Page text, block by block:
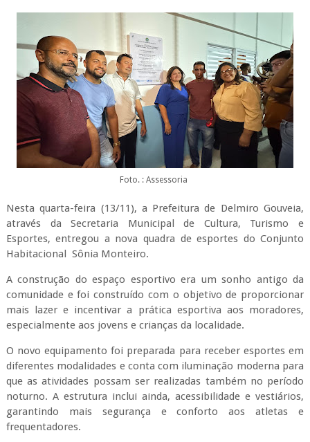
Foto. : Assessoria
Nesta quarta-feira (13/11), a Prefeitura de Delmiro Gouveia,
através da Secretaria Municipal de Cultura, Turismo e
Esportes, entregou a nova quadra de esportes do Conjunto
Habitacional Sônia Monteiro.
A construção do espaço esportivo era um sonho antigo da
comunidade e foi construído com o objetivo de proporcionar
mais lazer e incentivar a prática esportiva aos moradores,
especialmente aos jovens e crianças da localidade.
O novo equipamento foi preparada para receber esportes em
diferentes modalidades e conta com iluminação moderna para
que as atividades possam ser realizadas também no período
noturno. A estrutura inclui ainda, acessibilidade e vestiários,
garantindo mais segurança e conforto aos atletas e
frequentadores.